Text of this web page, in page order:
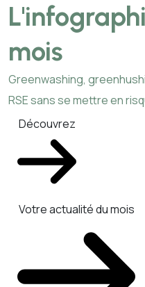
mois
Greenwashing,
RSE sans se mettre en
Découvrez
Votre actualité du mois